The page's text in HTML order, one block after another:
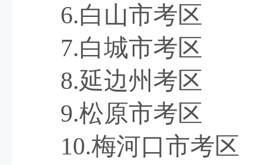
6.白山市考区
7.白城市考区
8.延边州 考区
9.松原市考区
10.梅河口市考区